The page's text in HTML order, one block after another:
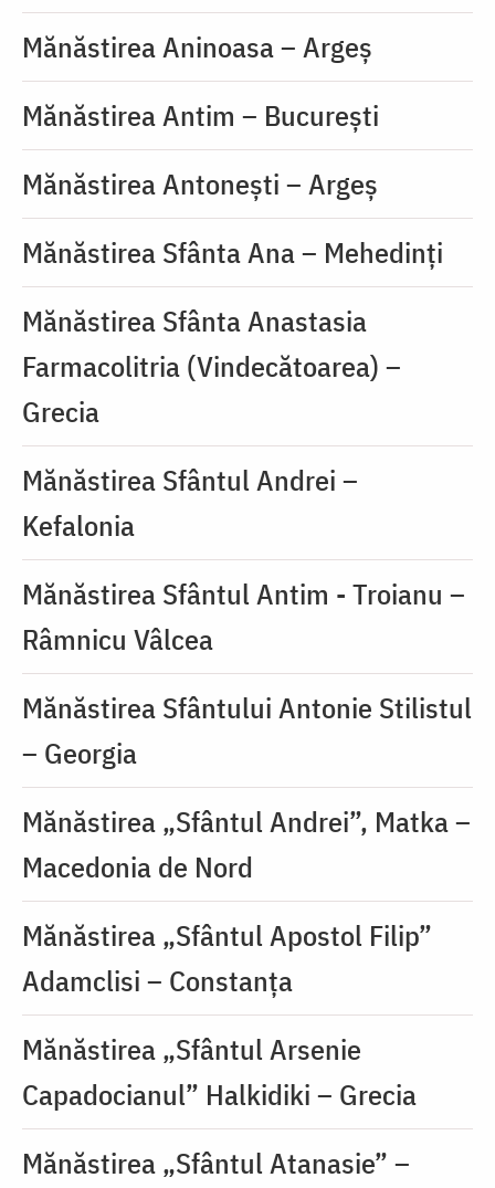
Mănăstirea Aninoasa – Argeș
Mănăstirea Antim – București
Mănăstirea Antonești – Argeș
Mănăstirea Sfânta Ana – Mehedinți
Mănăstirea Sfânta Anastasia
Farmacolitria (Vindecătoarea) –
Grecia
Mănăstirea Sfântul Andrei –
Kefalonia
Mănăstirea Sfântul Antim - Troianu –
Râmnicu Vâlcea
Mănăstirea Sfântului Antonie Stilistul
– Georgia
Mănăstirea „Sfântul Andrei”, Matka –
Macedonia de Nord
Mănăstirea „Sfântul Apostol Filip”
Adamclisi – Constanța
Mănăstirea „Sfântul Arsenie
Capadocianul” Halkidiki – Grecia
Mănăstirea „Sfântul Atanasie” –